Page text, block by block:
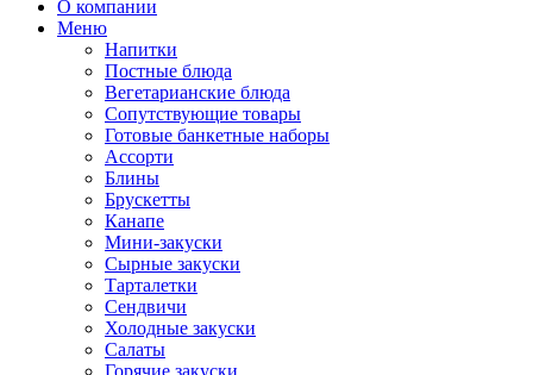
О компании
Меню
Напитки
Постные блюда
Вегетарианские блюда
Сопутствующие товары
Готовые банкетные наборы
Ассорти
Блины
Брускетты
Канапе
Мини-закуски
Сырные закуски
Тарталетки
Сендвичи
Холодные закуски
Салаты
Горячие закуски